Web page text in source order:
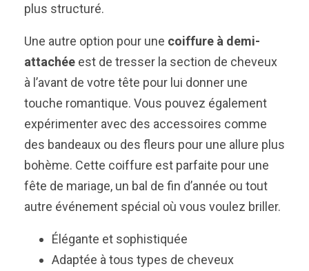
plus structuré.
Une autre option pour une coiffure à demi-
attachée est de tresser la section de cheveux
à l’avant de votre tête pour lui donner une
touche romantique. Vous pouvez également
expérimenter avec des accessoires comme
des bandeaux ou des fleurs pour une allure plus
bohème. Cette coiffure est parfaite pour une
fête de mariage, un bal de fin d’année ou tout
autre événement spécial où vous voulez briller.
Élégante et sophistiquée
Adaptée à tous types de cheveux